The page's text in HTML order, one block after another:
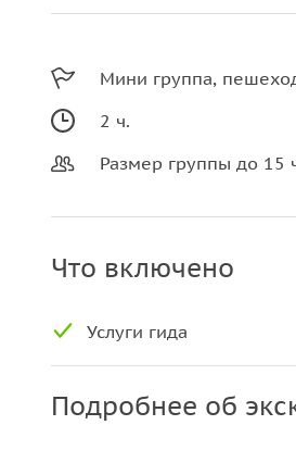
Мини группа,
2 ч.
Размер группы до 15
Что включено
Услуги гида
Подробнее об